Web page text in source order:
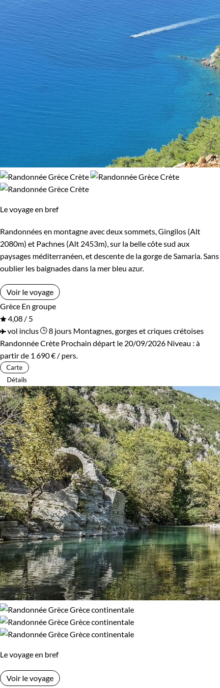
Le voyage en bref
Randonnées en montagne avec deux sommets, Gingilos (Alt
2080m) et Pachnes (Alt 2453m), sur la belle côte sud aux
paysages méditerranéen, et descente de la gorge de Samaria. Sans
oublier les baignades dans la mer bleu azur.
Voir le voyage
Grèce En groupe
4,08 / 5
vol inclus
8 jours Montagnes, gorges et criques crétoises
Randonnée Crète Prochain départ le 20/09/2026 Niveau : à
partir de 1 690 € / pers.
Carte
Détails
Le voyage en bref
Voir le voyage